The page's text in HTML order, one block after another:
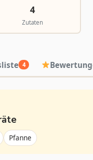
4
Zutaten
4
Pfanne